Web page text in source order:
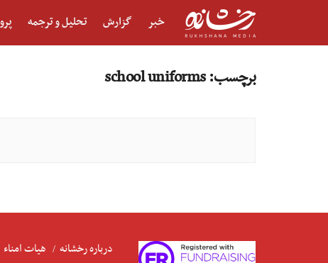
خبر گزارش تحلیل و ترجمه
برچسب:school uniforms
درباره رخشانه هیات امناء